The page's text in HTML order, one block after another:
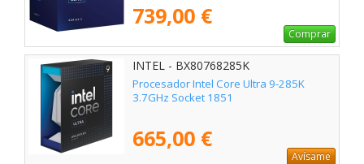
739,00 €
Comprar
INTEL - BX80768285K
Procesador Intel Core Ultra 9-285K
3.7GHz Socket 1851
665,00 €
Avísame